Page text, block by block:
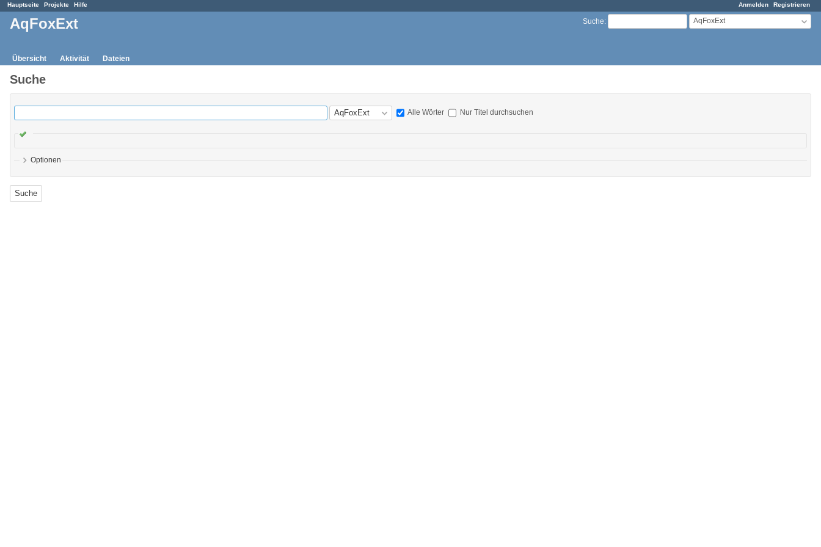
Anmelden Registrieren
Hauptseite Projekte Hilfe
Suche: AqFoxExt
AqFoxExt
Übersicht Aktivität Dateien
Suche
Alle Wörter Nur Titel durchsuchen
Optionen